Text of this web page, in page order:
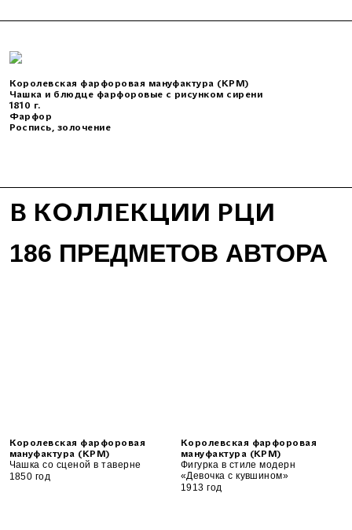
Королевская фарфоровая мануфактура (KPM)
Чашка и блюдце фарфоровые с рисунком сирени
1810 г.
Фарфор
Роспись, золочение
В КОЛЛЕКЦИИ РЦИ
186 ПРЕДМЕТОВ АВТОРА
Королевская фарфоровая
мануфактура (KPM)
Чашка со сценой в таверне
1850 год
Королевская фарфоровая
мануфактура (KPM)
Фигурка в стиле модерн
«Девочка с кувшином»
1913 год